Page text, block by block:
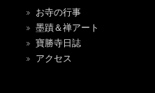
お寺の行事
墨蹟＆禅アート
寶勝寺日誌
アクセス